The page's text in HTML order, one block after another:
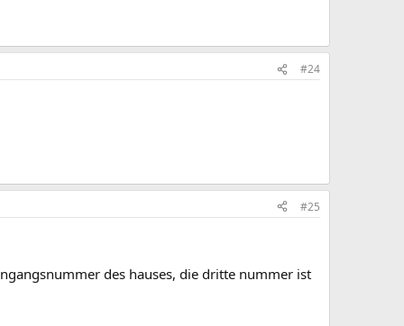
#24
#25
des hauses, die dritte nummer ist